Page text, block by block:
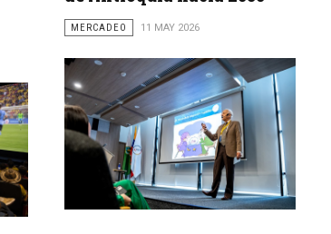
MERCADEO 11 MAY 2026